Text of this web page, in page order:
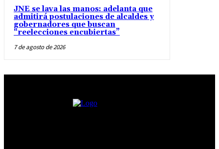
JNE se lava las manos: adelanta que
admitirá postulaciones de alcaldes y
gobernadores que buscan
“reelecciones encubiertas”
7 de agosto de 2026